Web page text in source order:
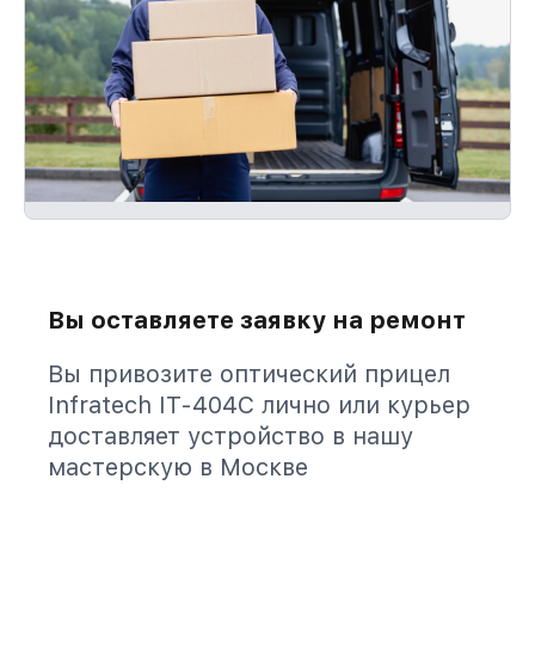
Вы оставляете заявку на ремонт
Вы привозите оптический прицел
Infratech IT-404C лично или курьер
доставляет устройство в нашу
мастерскую в Москве